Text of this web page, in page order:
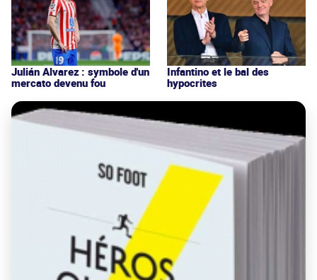
Julián Alvarez : symbole d'un
mercato devenu fou
Infantino et le bal des
hypocrites